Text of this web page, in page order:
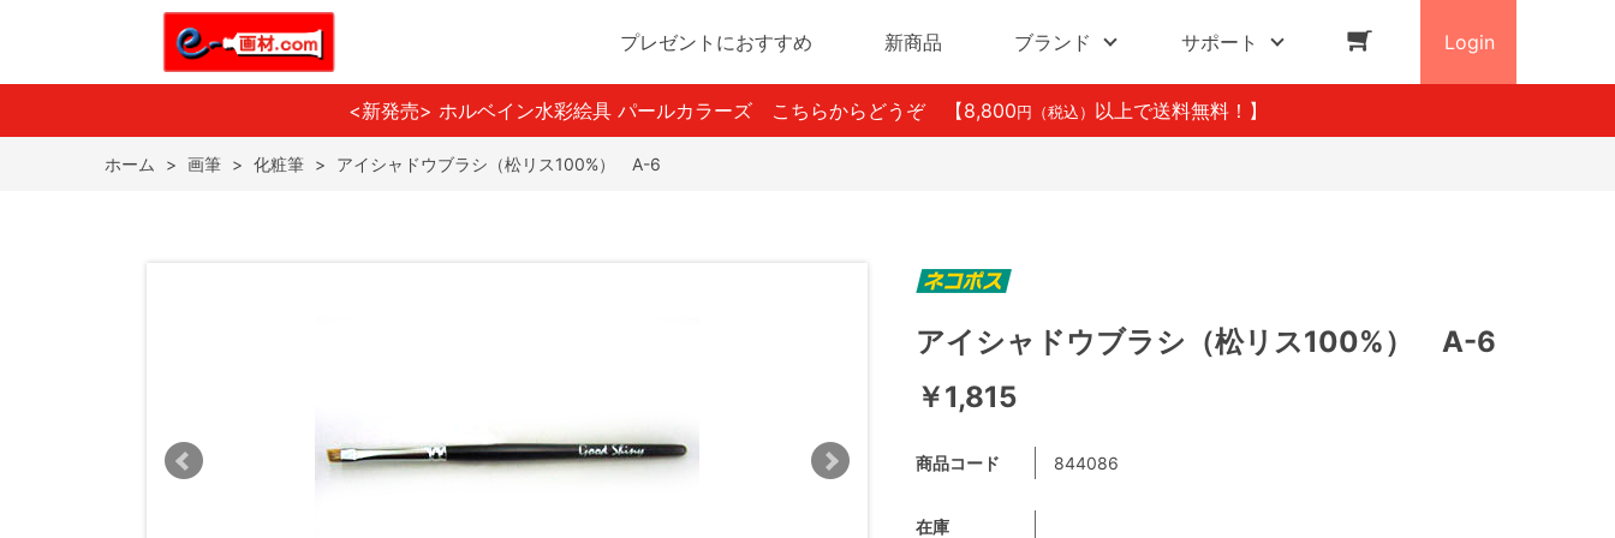
プレゼントにおすすめ 新商品 ブランド サポート Login
<新発売> ホルベイン水彩絵具 パールカラーズ こちらからどうぞ 【8,800 円（税込） 以上で送料無料！】
ホーム > 画筆 > 化粧筆 > アイシャドウブラシ（松リス100%） A-6
アイシャドウブラシ（松リス100%） A-6
￥1,815
商品コード 844086
在庫